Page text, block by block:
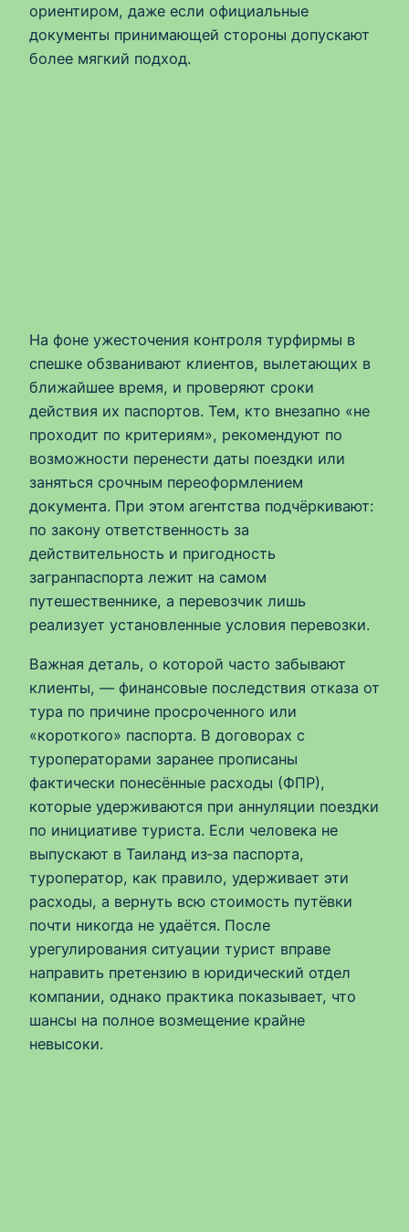
ориентиром, даже если официальные
документы принимающей стороны допускают
более мягкий подход.
На фоне ужесточения контроля турфирмы в
спешке обзванивают клиентов, вылетающих в
ближайшее время, и проверяют сроки
действия их паспортов. Тем, кто внезапно «не
проходит по критериям», рекомендуют по
возможности перенести даты поездки или
заняться срочным переоформлением
документа. При этом агентства подчёркивают:
по закону ответственность за
действительность и пригодность
загранпаспорта лежит на самом
путешественнике, а перевозчик лишь
реализует установленные условия перевозки.
Важная деталь, о которой часто забывают
клиенты, — финансовые последствия отказа от
тура по причине просроченного или
«короткого» паспорта. В договорах с
туроператорами заранее прописаны
фактически понесённые расходы (ФПР),
которые удерживаются при аннуляции поездки
по инициативе туриста. Если человека не
выпускают в Таиланд из‑за паспорта,
туроператор, как правило, удерживает эти
расходы, а вернуть всю стоимость путёвки
почти никогда не удаётся. После
урегулирования ситуации турист вправе
направить претензию в юридический отдел
компании, однако практика показывает, что
шансы на полное возмещение крайне
невысоки.